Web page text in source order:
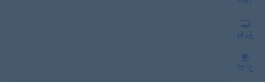
建站
优化